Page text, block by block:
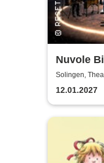
Nuvole
from Italy
Solingen,
12.01.2027